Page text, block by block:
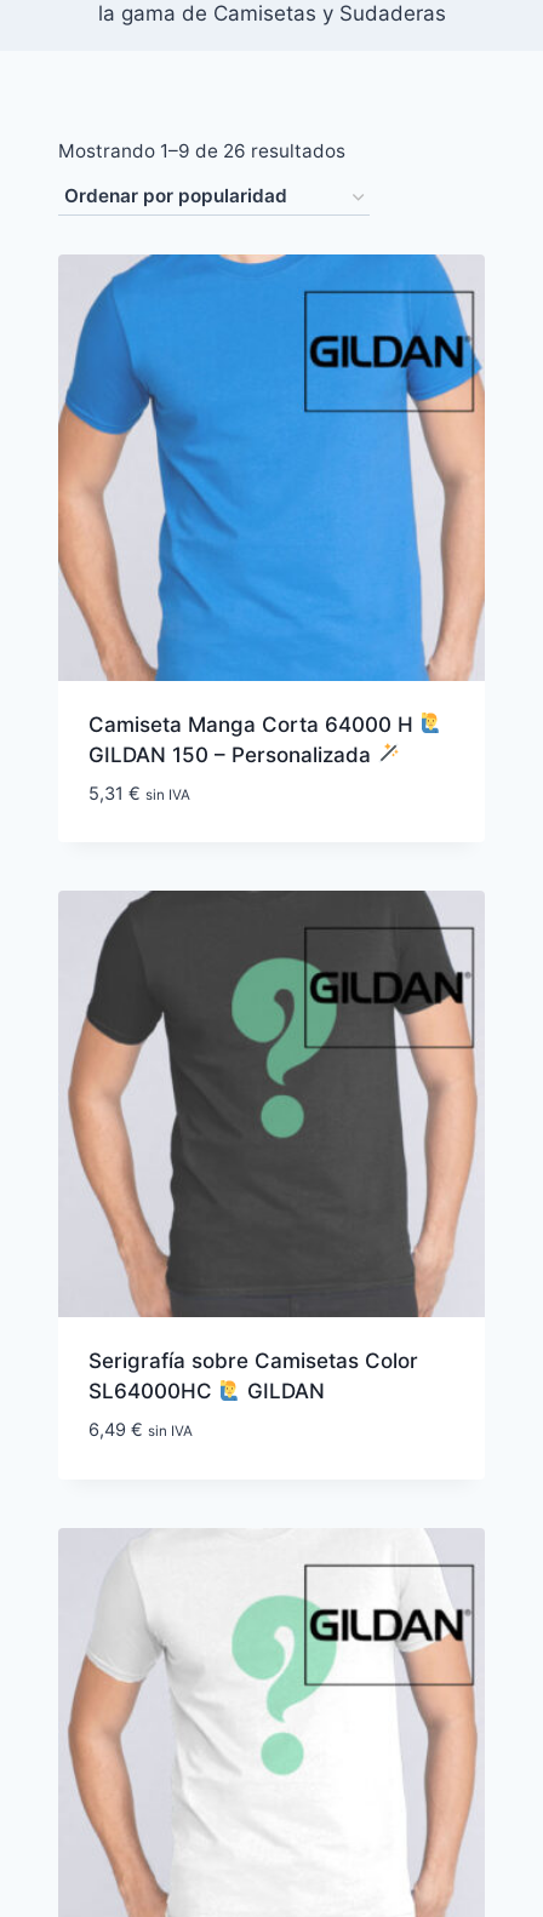
la gama de Camisetas y Sudaderas
Mostrando 1–9 de 26 resultadosOrdenado
popularidad
Camiseta Manga Corta 64000 H
GILDAN 150 – Personalizada
5,31 € sin IVA
Serigrafía sobre Camisetas Color
SL64000HC
GILDAN
6,49 € sin IVA